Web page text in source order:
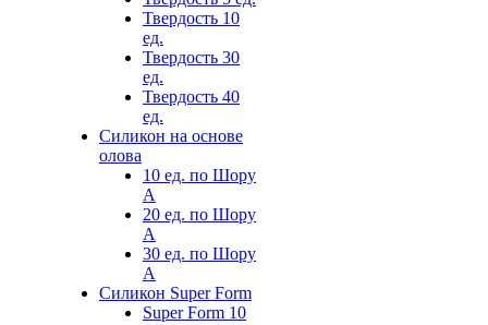
Твердость 10
ед.
Твердость 30
ед.
Твердость 40
ед.
Силикон на основе
олова
10 ед. по Шору
А
20 ед. по Шору
А
30 ед. по Шору
А
Силикон Super Form
Super Form 10